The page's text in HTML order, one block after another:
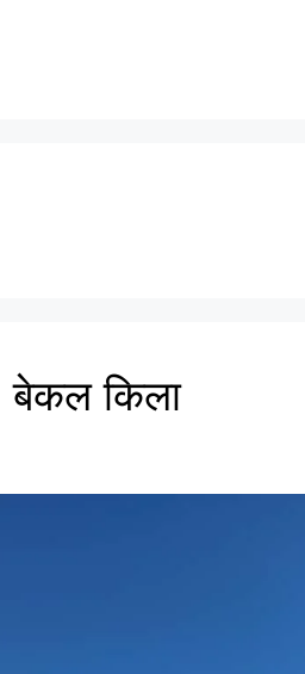
किला